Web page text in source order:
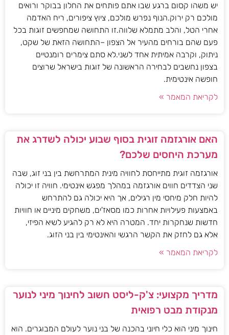
יש משהו קסום ברגע שבו אתם פותחים את החלון בבוקר ורואים
מולכם רק ירוק.הנוף נפרש מולכם, ציוץ ציפורים, ריח האדמה
אחרי הטל, והלב מתמלא שלווה.זו התחושה שמחפשים זוגות בכל
פעם שהם בורחים מהעיר אל הצפון –התחושה הזאת של שקט,
ניתוק, וקרבה אמיתית אחד לשני.לא סתם צימרים רומנטיים
בצפון נחשבים לבחירה הראשונה של זוגות בישראל שרוצים
חופשה אינטימית.
לקריאת המאמר »
האם אורגזמה זוגית בסוף שבוע יכולה לשדרג את
מערכת היחסים שלכם?
אורגזמה זוגית מתייחסת לחוויה מינית המתרחשת בין בני זוג, שבה
שני הצדדים חווים אורגזמה במהלך מפגש אינטימי. חוויה זו יכולה
להיות חלק מיחסי מין רגילים, אך היא יכולה גם להתרחש
באמצעות פעילויות אחרות כמו מסאז'ים, משחקים מיניים או חוויות
חדשות שנחקרות יחד. המטרה היא לא רק להגיע לשיא הפיזי,
אלא גם לחזק את הקשר הרגשי והאינטימי בין בני הזוג.
לקריאת המאמר »
מדריך מקצועי: צ'ק-ליסט חשוב לחינוך מיני לנוער
מנקודת מבט רפואית
חינוך מיני הוא כלי חיוני בהכנה של בני נוער לעולם המבוגרים. הוא